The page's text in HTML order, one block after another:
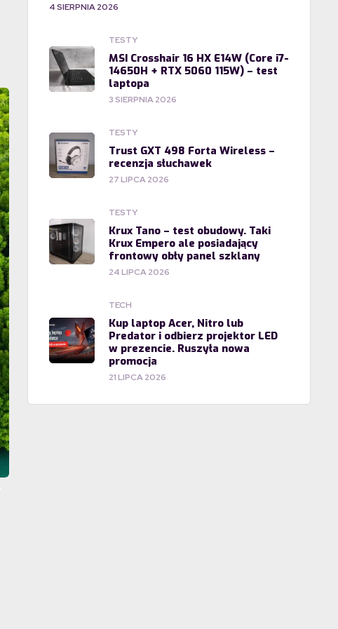
4 SIERPNIA 2026
TESTY
MSI Crosshair 16 HX E14W (Core i7-
14650H + RTX 5060 115W) – test
laptopa
3 SIERPNIA 2026
TESTY
Trust GXT 498 Forta Wireless –
recenzja słuchawek
27 LIPCA 2026
TESTY
Krux Tano – test obudowy. Taki
Krux Empero ale posiadający
frontowy obły panel szklany
24 LIPCA 2026
TECH
Kup laptop Acer, Nitro lub
Predator i odbierz projektor LED
w prezencie. Ruszyła nowa
promocja
21 LIPCA 2026